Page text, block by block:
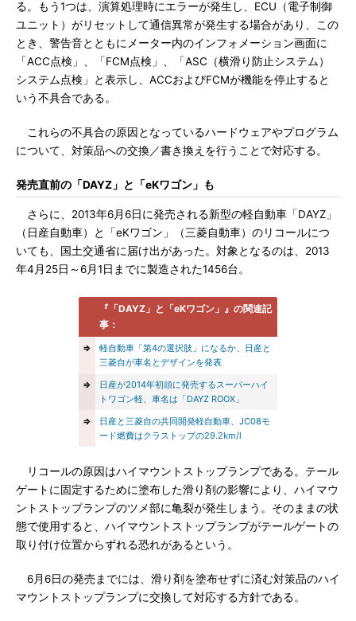
る。もう1つは、演算処理時にエラーが発生し、ECU（電子制御
ユニット）がリセットして通信異常が発生する場合があり、この
とき、警告音とともにメーター内のインフォメーション画面に
「ACC点検」、「FCM点検」、「ASC（横滑り防止システム）
システム点検」と表示し、ACCおよびFCMが機能を停止すると
いう不具合である。
これらの不具合の原因となっているハードウェアやプログラム
について、対策品への交換／書き換えを行うことで対応する。
発売直前の「DAYZ」と「eKワゴン」も
さらに、2013年6月6日に発売される新型の軽自動車「DAYZ」
（日産自動車）と「eKワゴン」（三菱自動車）のリコールにつ
いても、国土交通省に届け出があった。対象となるのは、2013
年4月25日～6月1日までに製造された1456台。
『「DAYZ」と「eKワゴン」』の関連記
事：
⇒
軽自動車「第4の選択肢」になるか、日産と
三菱自が車名とデザインを発表
⇒
日産が2014年初頭に発売するスーパーハイ
トワゴン軽、車名は「DAYZ ROOX」
⇒
日産と三菱自の共同開発軽自動車、JC08モ
ード燃費はクラストップの29.2km/l
リコールの原因はハイマウントストップランプである。テール
ゲートに固定するために塗布した滑り剤の影響により、ハイマウ
ントストップランプのツメ部に亀裂が発生しまう。そのままの状
態で使用すると、ハイマウントストップランプがテールゲートの
取り付け位置からずれる恐れがあるという。
6月6日の発売までには、滑り剤を塗布せずに済む対策品のハイ
マウントストップランプに交換して対応する方針である。